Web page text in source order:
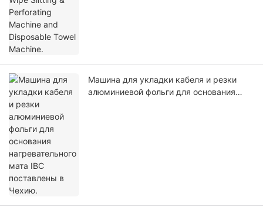
Машина для укладки кабеля и резки
алюминиевой фольги для основания